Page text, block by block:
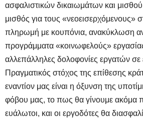
ασφαλιστικών δικαιωμάτων και
μισθός για τους «νεοεισερχόμενους»
πληρωμή με κουπόνια, ανακύκλωση
προγράμματα «κοινωφελούς»
αλλεπάλληλες δολοφονίες εργατών σε
Πραγματικός στόχος της επίθεσης
εναντίον μας είναι η όξυνση της
φόβου μας, το πως θα γίνουμε ακόμα
ευάλωτοι, και οι εργοδότες θα